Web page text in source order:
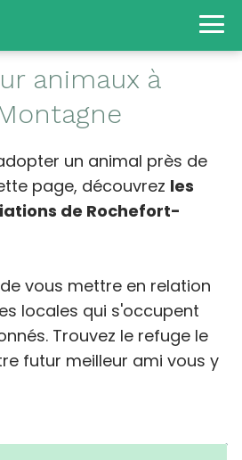
animaux à
un animal près de
page, découvrez les
de Rochefort-
vous mettre en relation
locales qui s'occupent
Trouvez le refuge le
futur meilleur ami vous y